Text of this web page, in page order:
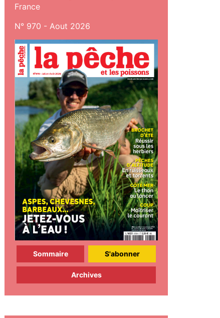
France
N° 970 - Aout 2026
Sommaire S'abonner
Archives